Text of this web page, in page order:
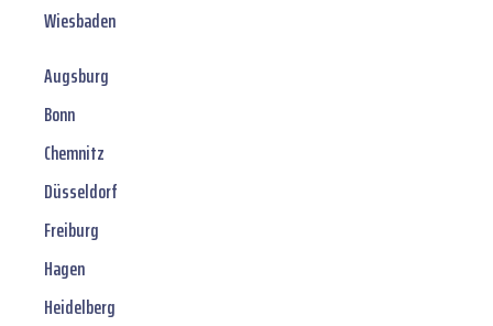
Wiesbaden
Augsburg
Bonn
Chemnitz
Düsseldorf
Freiburg
Hagen
Heidelberg